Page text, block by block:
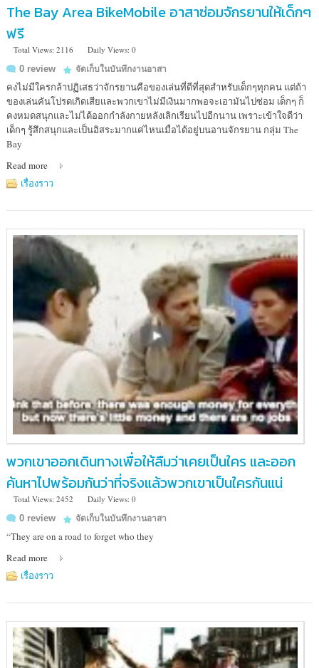
The Bay Area BikeMobile อาสาซ่อมจักรยานให้เด็กๆ
ฟรี
Total Views: 2116
Daily Views: 0
0 review
จัดเก็บในบันทึกงานอาสา
คงไม่มีใครกล้าปฏิเสธว่าจักรยานคือของเล่นที่ดีที่สุดสำหรับเด็กๆทุกคน แต่ถ้า
ของเล่นคันโปรดเกิดเสียและพวกเขาไม่มีเงินมากพอจะเอามันไปซ่อม เด็กๆ ก็
คงหมดสนุกและไม่ได้ออกกำลังกายหลังเลิกเรียนไปอีกนาน เพราะเข้าใจดีว่า
เด็กๆ รู้สึกสนุกและเป็นอิสระมากแค่ไหนเมื่อได้อยู่บนอานจักรยาน กลุ่ม The
Bay
Read more
เรื่องราว
พวกเขาออกเดินทางเพื่อให้ลืมว่าเคยเป็นใคร และออก
ค้นหาไปพร้อมกันว่าที่จริงแล้วพวกเขาเป็นใครกันแน่
Total Views: 2452
Daily Views: 0
0 review
จัดเก็บในบันทึกงานอาสา
“They are on a road to forget who they
Read more
เรื่องราว